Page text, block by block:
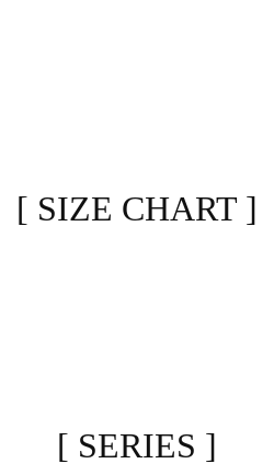
[ SIZE CHART ]
[ SERIES ]